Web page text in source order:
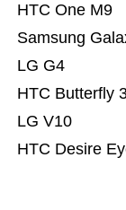
HTC Desire
LG V10
HTC Butterfly
LG G4
Samsung
HTC One M9